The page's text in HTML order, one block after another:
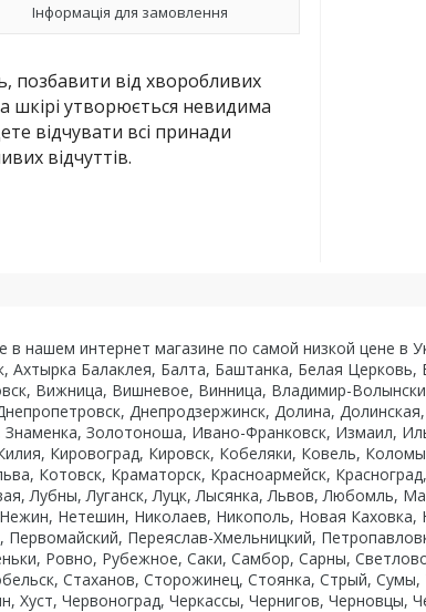
Інформація для замовлення
позбавити від хворобливих
шкірі утворюється невидима
відчувати всі принади
відчуттів.
нашем интернет магазине по самой низкой цене в
Балаклея, Балта, Баштанка, Белая Церковь,
Вижница, Вишневое, Винница, Владимир-
Днепродзержинск, Долина,
Золотоноша, Ивано-Франковск, Измаил,
Кировоград, Кировск, Кобеляки, Ковель,
Котовск, Краматорск, Красноармейск,
Лубны, Луганск, Луцк, Лысянка, Львов, Любомль,
Нетешин, Николаев, Никополь, Новая Каховка,
Переяслав-Хмельницкий,
Ровно, Рубежное, Саки, Самбор, Сарны,
Стаханов, Сторожинец, Стоянка, Стрый,
Червоноград, Черкассы, Чернигов, Черновцы,